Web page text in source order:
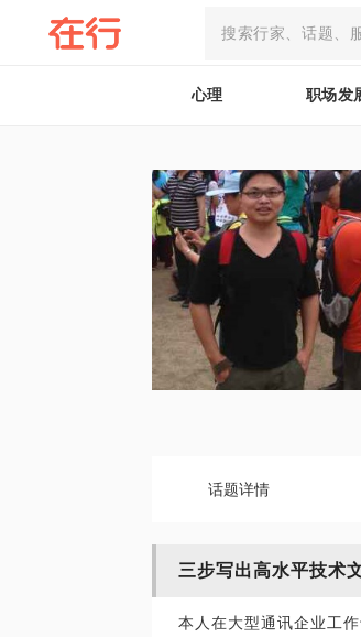
心理 职场发
话题详情
三步写出高水平技术
本人在大型通讯企业工